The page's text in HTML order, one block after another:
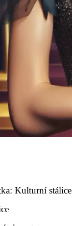
Kulturní stálice